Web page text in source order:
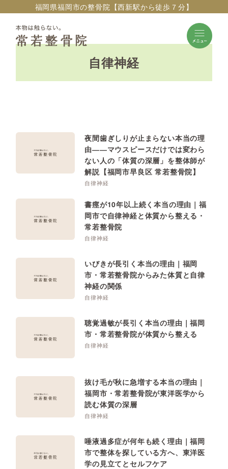
福岡県福岡市の整骨院【西新駅から徒歩７分】
自律神経
夜間歯ぎしりが止まらない本当の理
由――マウスピースだけでは変わら
ない人の「体質の深層」を整体師が
解説【福岡市早良区 常若整骨院】
自律神経
書痙が10年以上続く本当の理由｜福
岡市で自律神経と体質から整える・
常若整骨院
自律神経
いびきが長引く本当の理由｜福岡
市・常若整骨院からみた体質と自律
神経の関係
自律神経
聴覚過敏が長引く本当の理由｜福岡
市・常若整骨院が体質から整える
自律神経
抜け毛が秋に急増する本当の理由｜
福岡市・常若整骨院が東洋医学から
読む体質の深層
自律神経
唾液過多症が何年も続く理由｜福岡
市で整体を探している方へ、東洋医
学の見立てとセルフケア